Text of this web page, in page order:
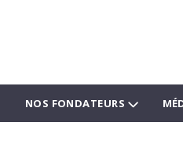
NOS FONDATEURS